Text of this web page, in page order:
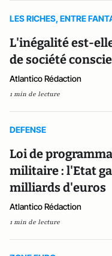
LES RICHES, ENTRE
L'inégalité est-
de société
Atlantico Rédaction
1 min de lecture
DEFENSE
Loi de
militaire : l'Etat
milliards d'euros
Atlantico Rédaction
1 min de lecture